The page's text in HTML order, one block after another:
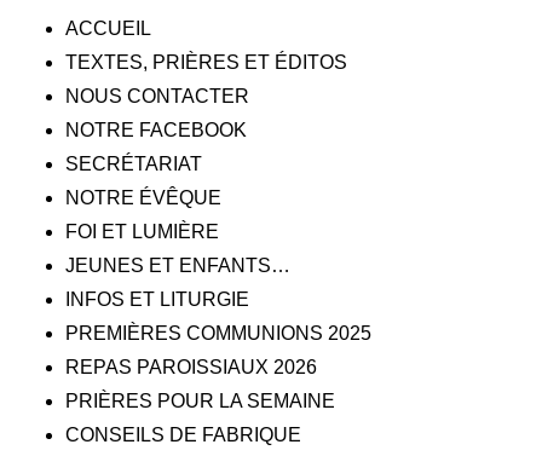
ACCUEIL
TEXTES, PRIÈRES ET ÉDITOS
NOUS CONTACTER
NOTRE FACEBOOK
SECRÉTARIAT
NOTRE ÉVÊQUE
FOI ET LUMIÈRE
JEUNES ET ENFANTS…
INFOS ET LITURGIE
PREMIÈRES COMMUNIONS 2025
REPAS PAROISSIAUX 2026
PRIÈRES POUR LA SEMAINE
CONSEILS DE FABRIQUE